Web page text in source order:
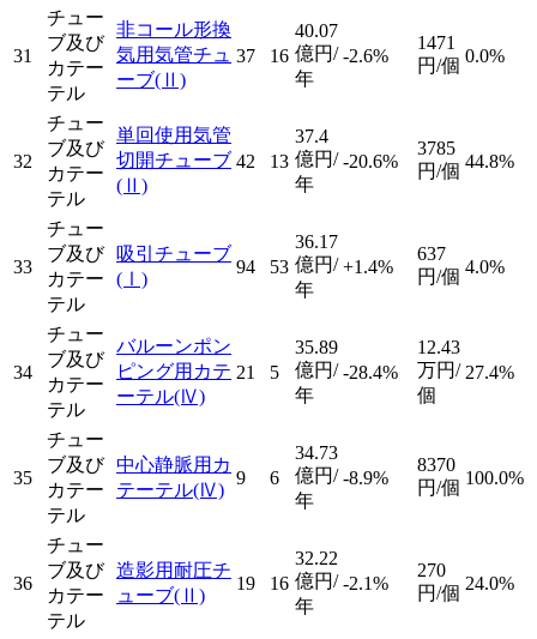
31
チュー
ブ及び
カテー
テル
非コール形換
気用気管チュ
ーブ(Ⅱ)
37 16
40.07
億円/
年
-2.6%
1471
円/個 0.0%
32
チュー
ブ及び
カテー
テル
単回使用気管
切開チューブ
(Ⅱ)
42 13
37.4
億円/
年
-20.6%
3785
円/個 44.8%
33
チュー
ブ及び
カテー
テル
吸引チューブ
(Ⅰ)
94 53
36.17
億円/
年
+1.4%
637
円/個 4.0%
34
チュー
ブ及び
カテー
テル
バルーンポン
ピング用カテ
ーテル(Ⅳ)
21 5
35.89
億円/
年
-28.4%
12.43
万円/
個
27.4%
35
チュー
ブ及び
カテー
テル
中心静脈用カ
テーテル(Ⅳ)
9 6
34.73
億円/
年
-8.9%
8370
円/個 100.0%
36
チュー
ブ及び
カテー
テル
造影用耐圧チ
ューブ(Ⅱ)
19 16
32.22
億円/
年
-2.1%
270
円/個 24.0%